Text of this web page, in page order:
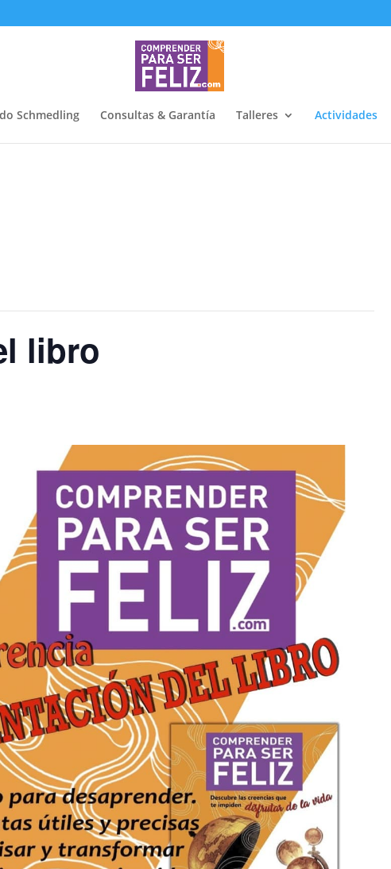
Schmedling Consultas & Garantía Talleres Actividades
libro